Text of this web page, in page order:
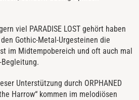
viel PARADISE LOST gehört haben
Gothic-Metal-Urgesteinen die
im Midtempobereich und oft auch mal
Unterstützung durch ORPHANED
Harrow“ kommen im melodiösen